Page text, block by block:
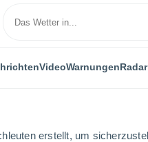
erstellt, um
VideoWarnungenRadar